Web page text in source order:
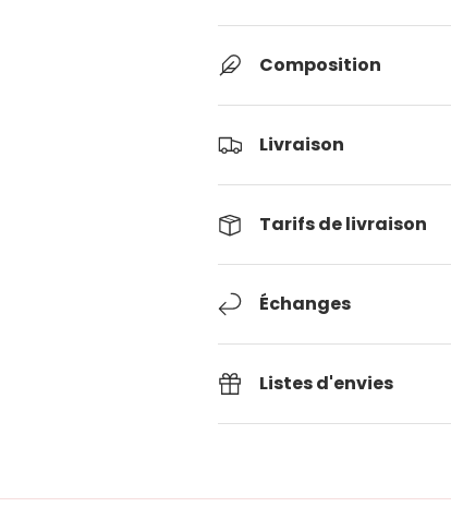
Composition
Livraison
Tarifs de livraison
Échanges
Listes d'envies